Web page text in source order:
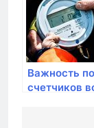
Важность
счетчиков